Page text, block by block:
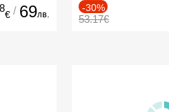
€ / 69лв.
-30%
53.17€